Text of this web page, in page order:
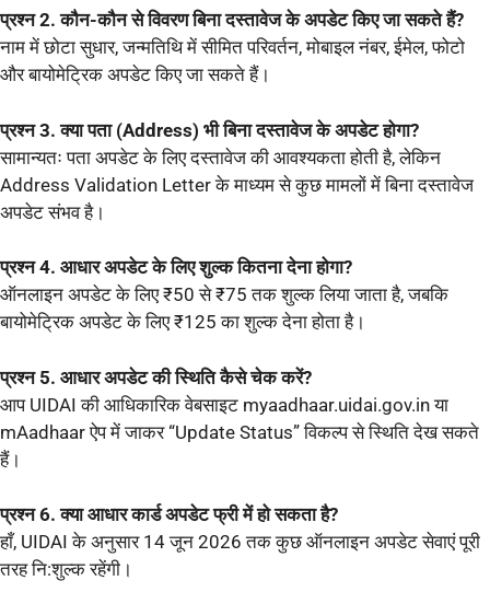
प्रश्न 2. कौन-कौन से विवरण बिना दस्तावेज के अपडेट किए जा सकते हैं?
नाम में छोटा सुधार, जन्मतिथि में सीमित परिवर्तन, मोबाइल नंबर, ईमेल, फोटो
और बायोमेट्रिक अपडेट किए जा सकते हैं।
प्रश्न 3. क्या पता (Address) भी बिना दस्तावेज के अपडेट होगा?
सामान्यतः पता अपडेट के लिए दस्तावेज की आवश्यकता होती है, लेकिन
Address Validation Letter के माध्यम से कुछ मामलों में बिना दस्तावेज
अपडेट संभव है।
प्रश्न 4. आधार अपडेट के लिए शुल्क कितना देना होगा?
ऑनलाइन अपडेट के लिए ₹50 से ₹75 तक शुल्क लिया जाता है, जबकि
बायोमेट्रिक अपडेट के लिए ₹125 का शुल्क देना होता है।
प्रश्न 5. आधार अपडेट की स्थिति कैसे चेक करें?
आप UIDAI की आधिकारिक वेबसाइट myaadhaar.uidai.gov.in या
mAadhaar ऐप में जाकर “Update Status” विकल्प से स्थिति देख सकते
हैं।
प्रश्न 6. क्या आधार कार्ड अपडेट फ्री में हो सकता है?
हाँ, UIDAI के अनुसार 14 जून 2026 तक कुछ ऑनलाइन अपडेट सेवाएं पूरी
तरह नि:शुल्क रहेंगी।